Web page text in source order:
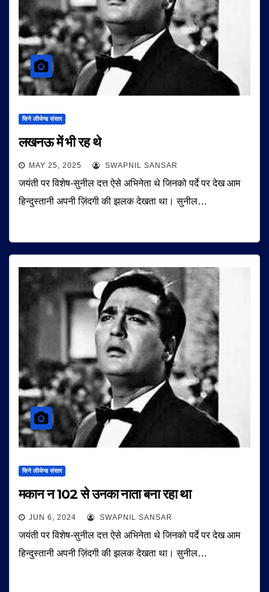
सिने लीजेन्ड संसार
लखनऊ में भी रह थे
MAY 25, 2025 SWAPNIL SANSAR
जयंती पर विशेष-सुनील दत्त ऐसे अभिनेता थे जिनको पर्दे पर देख आम
हिन्दुस्तानी अपनी ज़िंदगी की झलक देखता था। सुनील…
सिने लीजेन्ड संसार
मकान न 102 से उनका नाता बना रहा था
JUN 6, 2024 SWAPNIL SANSAR
जयंती पर विशेष-सुनील दत्त ऐसे अभिनेता थे जिनको पर्दे पर देख आम
हिन्दुस्तानी अपनी ज़िंदगी की झलक देखता था। सुनील…